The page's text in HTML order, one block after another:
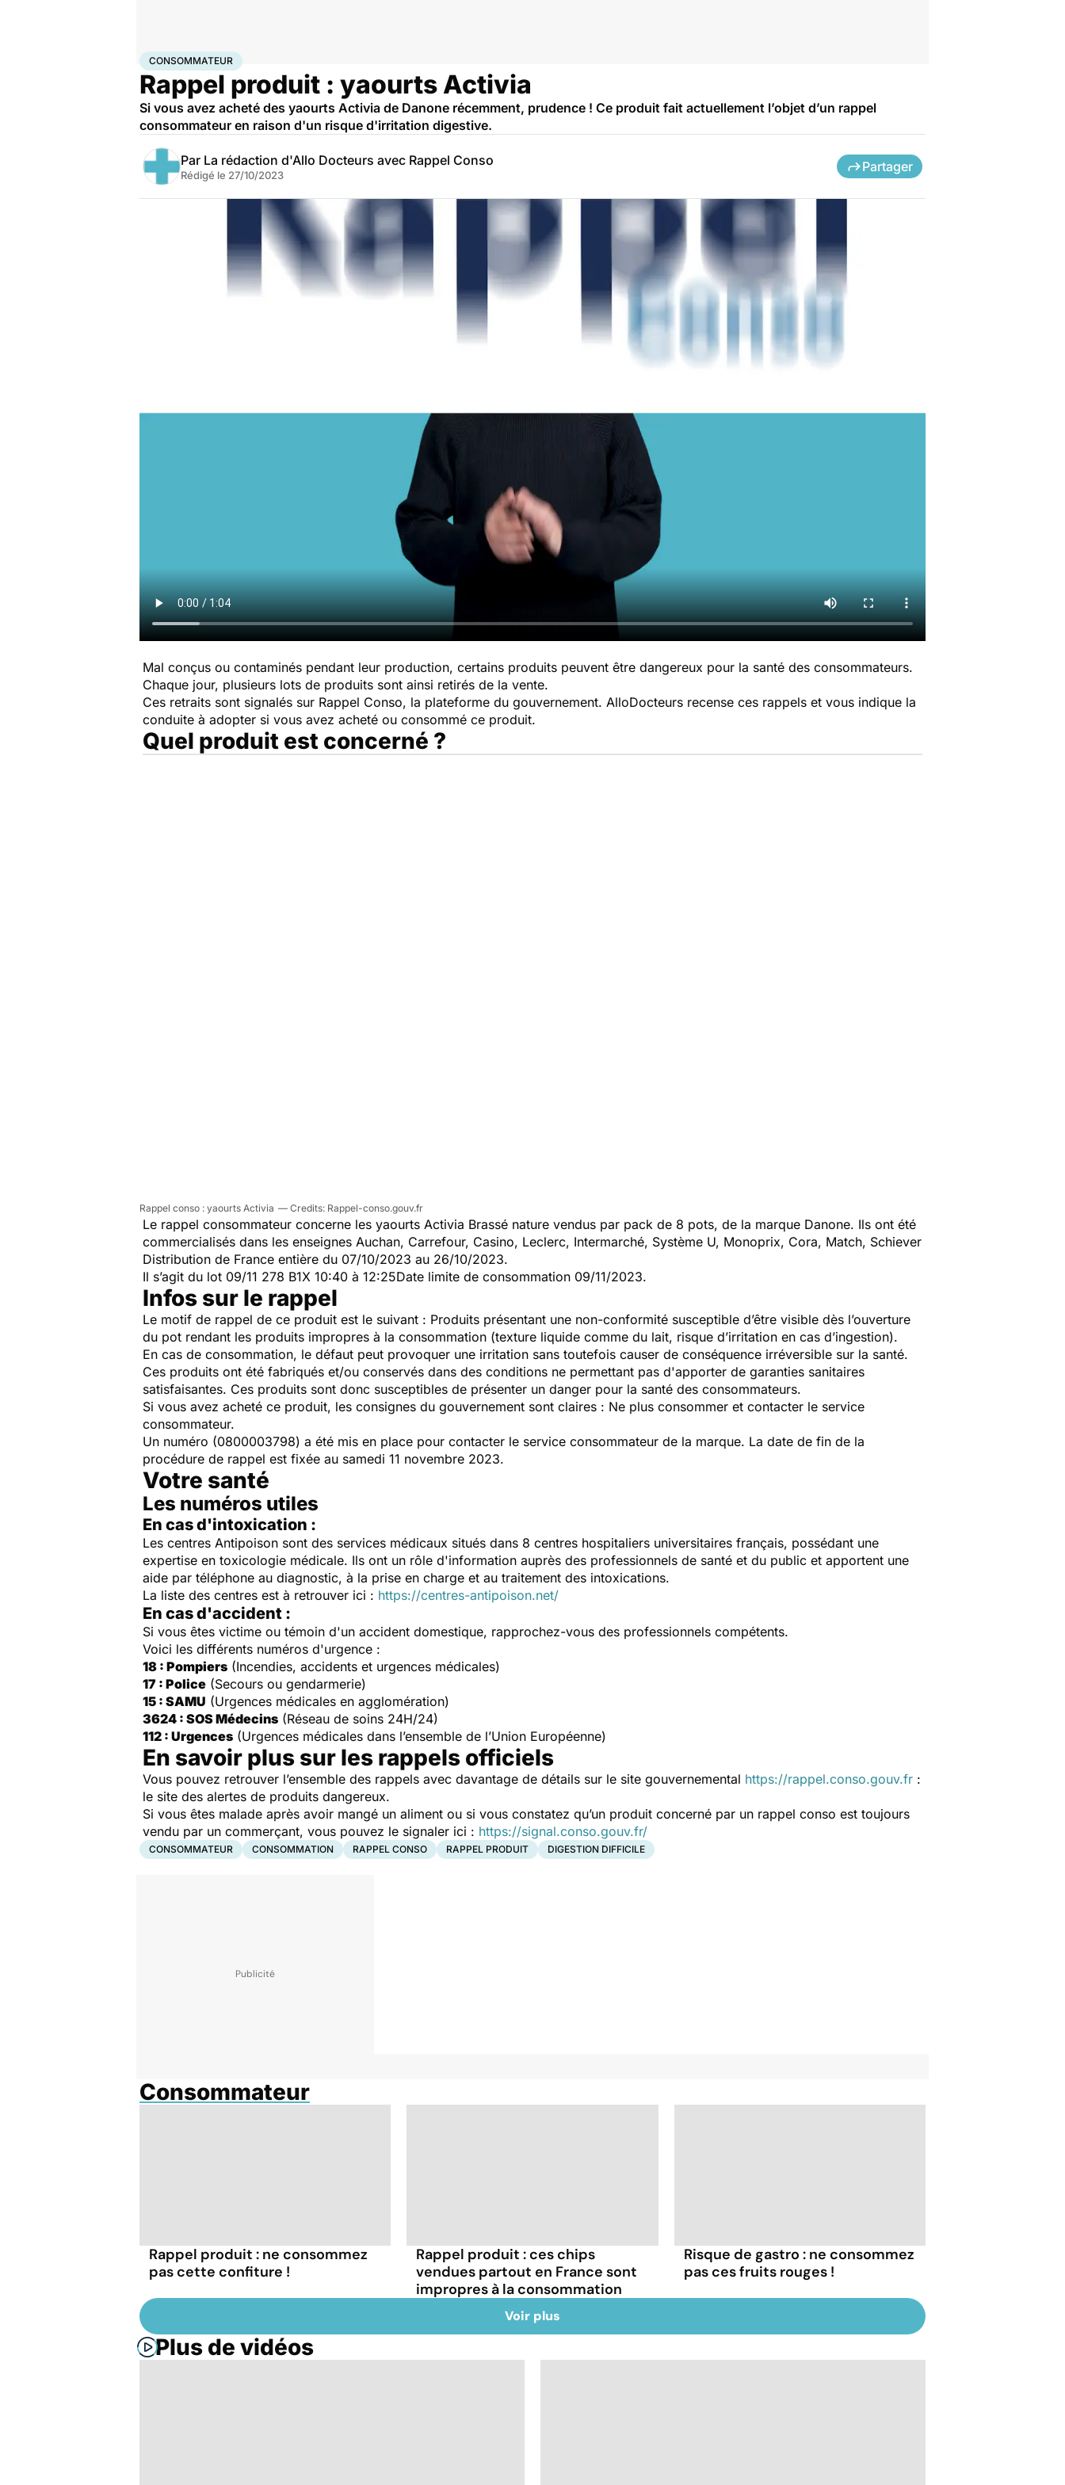
AccueilSantéConsommateur
CONSOMMATEUR
Rappel produit : yaourts Activia
Si vous avez acheté des yaourts Activia de Danone récemment, prudence ! Ce produit fait actuellement l’objet d’un rappel
consommateur en raison d'un risque d'irritation digestive.
Par La rédaction d'Allo Docteurs avec Rappel Conso
Rédigé le 27/10/2023
Partager
Mal conçus ou contaminés pendant leur production, certains produits peuvent être dangereux pour la santé des consommateurs.
Chaque jour, plusieurs lots de produits sont ainsi retirés de la vente.
Ces retraits sont signalés sur Rappel Conso, la plateforme du gouvernement. AlloDocteurs recense ces rappels et vous indique la
conduite à adopter si vous avez acheté ou consommé ce produit.
Quel produit est concerné ?
Rappel conso : yaourts Activia Rappel-conso.gouv.fr
Le rappel consommateur concerne les yaourts Activia Brassé nature vendus par pack de 8 pots, de la marque Danone. Ils ont été
commercialisés dans les enseignes Auchan, Carrefour, Casino, Leclerc, Intermarché, Système U, Monoprix, Cora, Match, Schiever
Distribution de France entière du 07/10/2023 au 26/10/2023.
Il s’agit du lot 09/11 278 B1X 10:40 à 12:25Date limite de consommation 09/11/2023.
Infos sur le rappel
Le motif de rappel de ce produit est le suivant : Produits présentant une non-conformité susceptible d’être visible dès l’ouverture
du pot rendant les produits impropres à la consommation (texture liquide comme du lait, risque d’irritation en cas d’ingestion).
En cas de consommation, le défaut peut provoquer une irritation sans toutefois causer de conséquence irréversible sur la santé.
Ces produits ont été fabriqués et/ou conservés dans des conditions ne permettant pas d'apporter de garanties sanitaires
satisfaisantes. Ces produits sont donc susceptibles de présenter un danger pour la santé des consommateurs.
Si vous avez acheté ce produit, les consignes du gouvernement sont claires : Ne plus consommer et contacter le service
consommateur.
Un numéro (0800003798) a été mis en place pour contacter le service consommateur de la marque. La date de fin de la
procédure de rappel est fixée au samedi 11 novembre 2023.
Votre santé
Les numéros utiles
En cas d'intoxication :
Les centres Antipoison sont des services médicaux situés dans 8 centres hospitaliers universitaires français, possédant une
expertise en toxicologie médicale. Ils ont un rôle d'information auprès des professionnels de santé et du public et apportent une
aide par téléphone au diagnostic, à la prise en charge et au traitement des intoxications.
La liste des centres est à retrouver ici : https://centres-antipoison.net/
En cas d'accident :
Si vous êtes victime ou témoin d'un accident domestique, rapprochez-vous des professionnels compétents.
Voici les différents numéros d'urgence :
18 : Pompiers (Incendies, accidents et urgences médicales)
17 : Police (Secours ou gendarmerie)
15 : SAMU (Urgences médicales en agglomération)
3624 : SOS Médecins (Réseau de soins 24H/24)
112 : Urgences (Urgences médicales dans l’ensemble de l’Union Européenne)
En savoir plus sur les rappels officiels
Vous pouvez retrouver l’ensemble des rappels avec davantage de détails sur le site gouvernemental https://rappel.conso.gouv.fr :
le site des alertes de produits dangereux.
Si vous êtes malade après avoir mangé un aliment ou si vous constatez qu’un produit concerné par un rappel conso est toujours
vendu par un commerçant, vous pouvez le signaler ici : https://signal.conso.gouv.fr/
CONSOMMATEUR CONSOMMATION RAPPEL CONSO RAPPEL PRODUIT DIGESTION DIFFICILE
Consommateur
Rappel produit : ne consommez
pas cette confiture !
Rappel produit : ces chips
vendues partout en France sont
impropres à la consommation
Risque de gastro : ne consommez
pas ces fruits rouges !
Voir plus
Plus de vidéos